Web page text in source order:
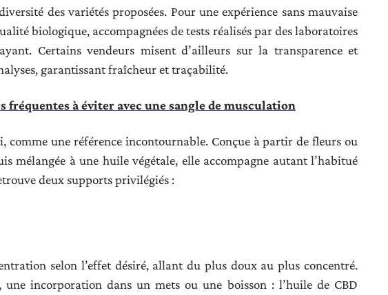
des variétés proposées. Pour une expérience sans mauvaise
biologique, accompagnées de tests réalisés par des laboratoires
Certains vendeurs misent d’ailleurs sur la transparence et
garantissant fraîcheur et traçabilité.
fréquentes à éviter avec une sangle de musculation
comme une référence incontournable. Conçue à partir de fleurs ou
mélangée à une huile végétale, elle accompagne autant l’habitué
deux supports privilégiés :
selon l’effet désiré, allant du plus doux au plus concentré.
une incorporation dans un mets ou une boisson : l’huile de CBD